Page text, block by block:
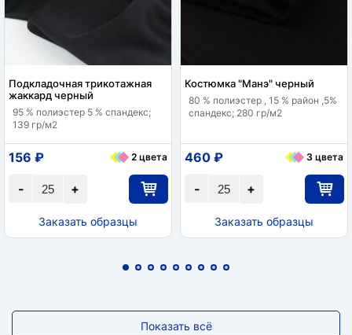
Подкладочная трикотажная
жаккард черный
95 % полиэстер 5 % спандекс;
139 гр/м2
+
-
156 ₽ 2 цвета
Заказать образцы
Костюмка "Манэ" черный
80 % полиэстер , 15 % район ,5%
спандекс; 280 гр/м2
+
-
460 ₽ 3 цвета
Заказать образцы
Показать всё